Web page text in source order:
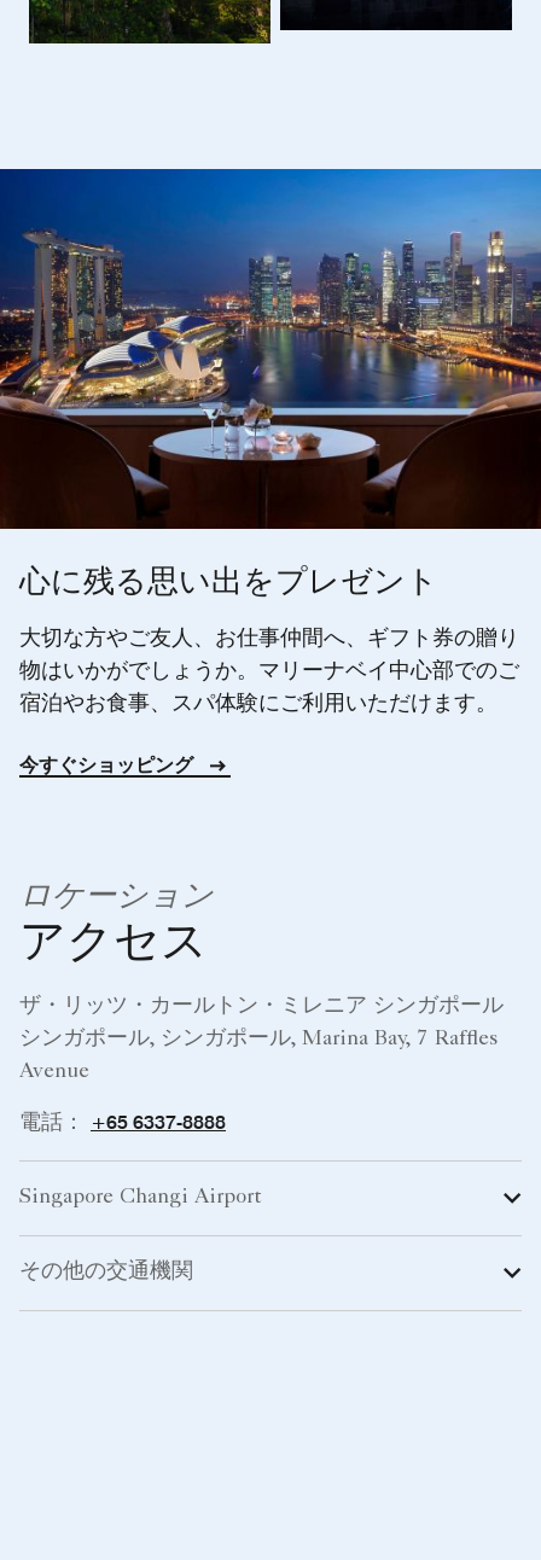
心に残る思い出をプレゼント
大切な方やご友人、お仕事仲間へ、ギフト券の贈り
物はいかがでしょうか。マリーナベイ中心部でのご
宿泊やお食事、スパ体験にご利用いただけます。
今すぐショッピング
ロケーション
アクセス
ザ・リッツ・カールトン・ミレニア シンガポール
シンガポール, シンガポール, Marina Bay, 7 Raffles
Avenue
電話： +65 6337-8888
Singapore Changi Airport
その他の交通機関